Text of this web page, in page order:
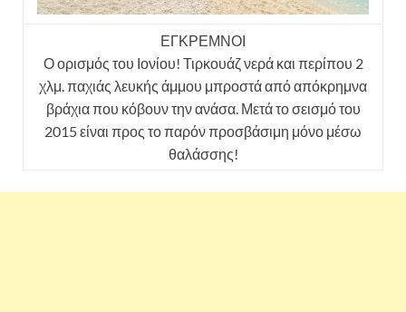
ΕΓΚΡΕΜΝΟΙ
Ο ορισμός του Ιονίου! Τιρκουάζ νερά και περίπου 2
χλμ. παχιάς λευκής άμμου μπροστά από απόκρημνα
βράχια που κόβουν την ανάσα. Μετά το σεισμό του
2015 είναι προς το παρόν προσβάσιμη μόνο μέσω
θαλάσσης!